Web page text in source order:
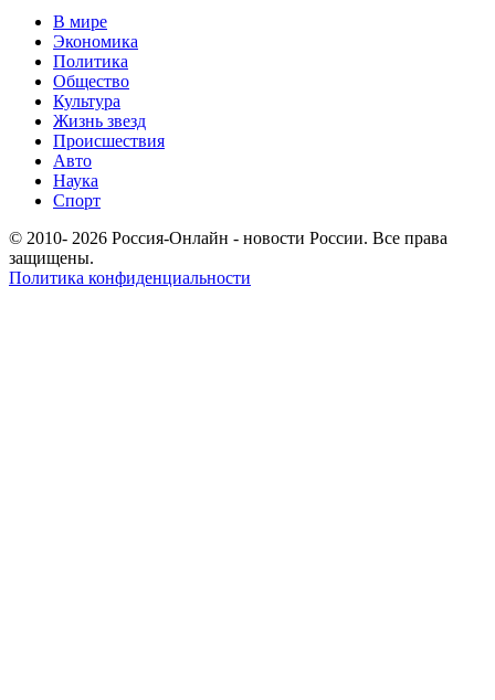
В мире
Экономика
Политика
Общество
Культура
Жизнь звезд
Происшествия
Авто
Наука
Спорт
© 2010- 2026 Россия-Онлайн - новости России. Все права
защищены.
Политика конфиденциальности